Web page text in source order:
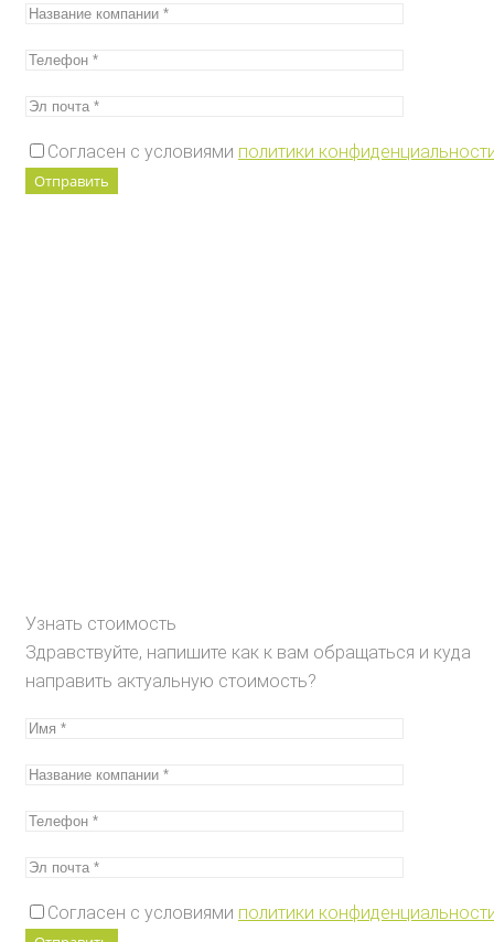
Согласен с условиями политики
Узнать стоимость
Здравствуйте, напишите как к вам обращаться и куда
направить актуальную стоимость?
Согласен с условиями политики